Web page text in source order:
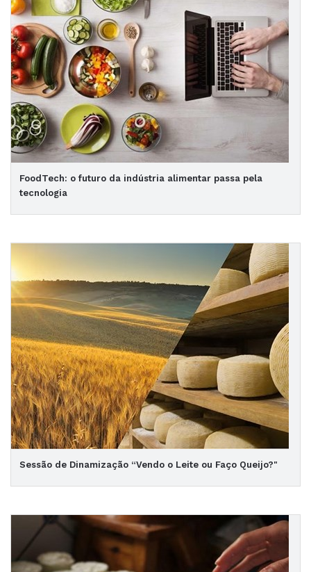
FoodTech: o futuro da indústria alimentar passa pela
tecnologia
Sessão de Dinamização “Vendo o Leite ou Faço Queijo?"